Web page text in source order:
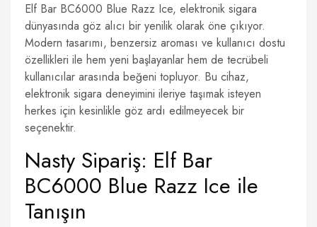
Elf Bar BC6000 Blue Razz Ice, elektronik sigara
dünyasında göz alıcı bir yenilik olarak öne çıkıyor.
Modern tasarımı, benzersiz aroması ve kullanıcı dostu
özellikleri ile hem yeni başlayanlar hem de tecrübeli
kullanıcılar arasında beğeni topluyor. Bu cihaz,
elektronik sigara deneyimini ileriye taşımak isteyen
herkes için kesinlikle göz ardı edilmeyecek bir
seçenektir.
Nasty Sipariş: Elf Bar
BC6000 Blue Razz Ice ile
Tanışın